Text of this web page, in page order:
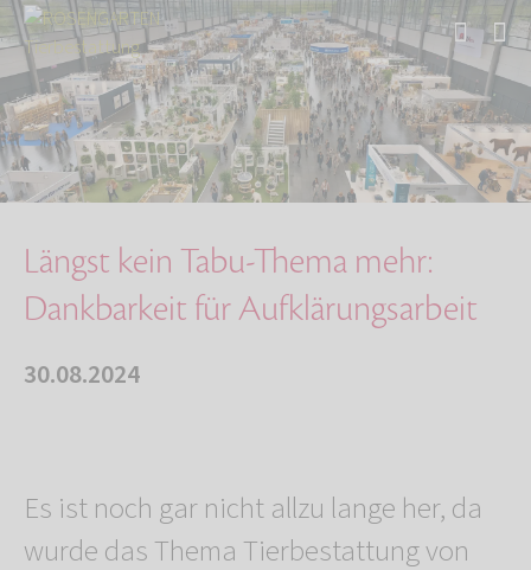
Start Über uns
Aktuelles
Längst kein Tabu-Thema mehr: Dankbarkeit für …
Längst kein Tabu-Thema mehr:
Dankbarkeit für Aufklärungsarbeit
30.08.2024
Es ist noch gar nicht allzu lange her, da
wurde das Thema Tierbestattung von